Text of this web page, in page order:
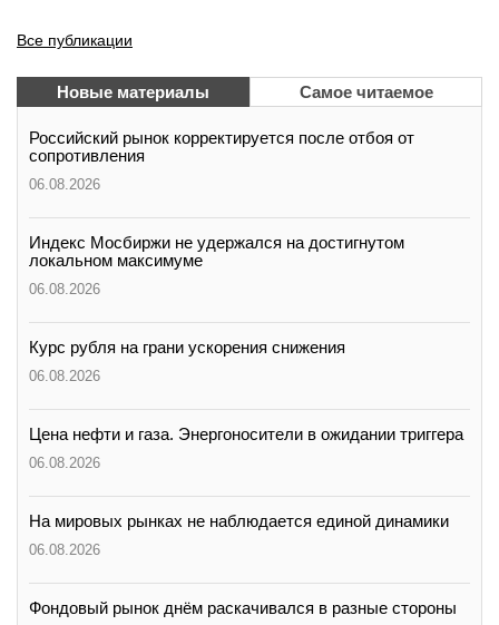
Все публикации
Новые материалы Самое читаемое
Российский рынок корректируется после отбоя от
сопротивления
06.08.2026
Индекс Мосбиржи не удержался на достигнутом
локальном максимуме
06.08.2026
Курс рубля на грани ускорения снижения
06.08.2026
Цена нефти и газа. Энергоносители в ожидании триггера
06.08.2026
На мировых рынках не наблюдается единой динамики
06.08.2026
Фондовый рынок днём раскачивался в разные стороны